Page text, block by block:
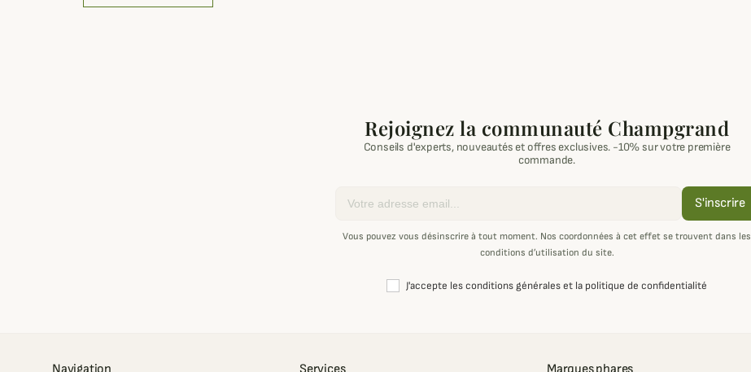
Rejoignez la communauté Champgrand
Conseils d'experts, nouveautés et offres exclusives. -10% sur votre première
commande.
S'inscrire
Vous pouvez vous désinscrire à tout moment. Nos coordonnées à cet effet se trouvent dans les
conditions d’utilisation du site.
J'accepte les conditions générales et la politique de confidentialité